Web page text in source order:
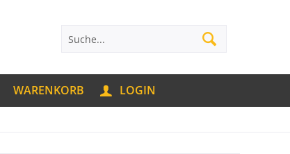
WARENKORB LOGIN